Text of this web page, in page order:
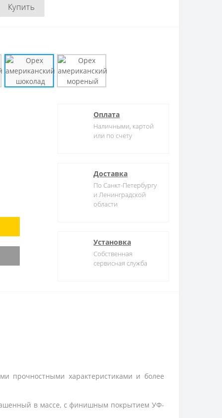
Купить
Оплата
Наличными, картой
или по счету
Доставка
По Санкт-Петербургу
и Ленинградской
области
Установка
Собственная
сервисная служба
прочностными характеристиками и более
в массе, с финишным покрытием УФ-